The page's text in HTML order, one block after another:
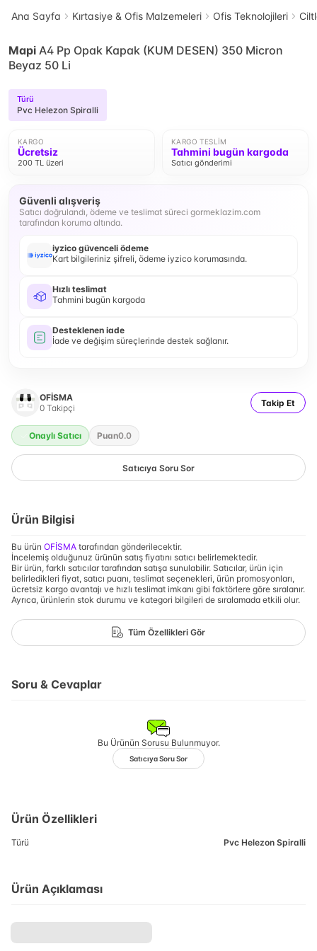
Ana Sayfa Kırtasiye & Ofis Malzemeleri Ofis Teknolojileri
Mapi A4 Pp Opak Kapak (KUM DESEN) 350 Micron
Beyaz 50 Li
Türü
Pvc Helezon Spiralli
KARGO
Ücretsiz
200 TL üzeri
KARGO TESLIM
Tahmini bugün kargoda
Satıcı gönderimi
Güvenli alışveriş
Satıcı doğrulandı, ödeme ve teslimat süreci gormeklazim.com
tarafından koruma altında.
iyzico güvenceli ödeme
Kart bilgileriniz şifreli, ödeme iyzico korumasında.
Hızlı teslimat
Tahmini bugün kargoda
Desteklenen iade
İade ve değişim süreçlerinde destek sağlanır.
OFİSMA
0 Takipçi Takip Et
Onaylı Satıcı Puan0.0
Satıcıya Soru Sor
Ürün Bilgisi
Bu ürün OFİSMA tarafından gönderilecektir.
İncelemiş olduğunuz ürünün satış fiyatını satıcı belirlemektedir.
Bir ürün, farklı satıcılar tarafından satışa sunulabilir. Satıcılar, ürün için
belirledikleri fiyat, satıcı puanı, teslimat seçenekleri, ürün promosyonları,
ücretsiz kargo avantajı ve hızlı teslimat imkanı gibi faktörlere göre sıralanır.
Ayrıca, ürünlerin stok durumu ve kategori bilgileri de sıralamada etkili olur.
Tüm Özellikleri Gör
Soru & Cevaplar
Bu Ürünün Sorusu Bulunmuyor.
Satıcıya Soru Sor
Ürün Özellikleri
Türü Pvc Helezon Spiralli
Ürün Açıklaması